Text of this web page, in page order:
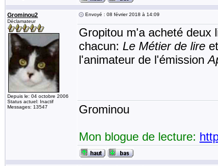
Grominou2
Déclamateur
Depuis le: 04 octobre 2006
Status actuel: Inactif
Messages: 13547
Envoyé : 08 février 2018 à 14:09
Gropitou m'a acheté deux
chacun: Le Métier de lire
l'animateur de l'émission
Grominou
Mon blogue de lecture: